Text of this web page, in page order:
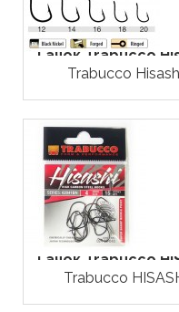
Гачок Trabucco
Trabucco
Гачок Trabucco
Trabucco